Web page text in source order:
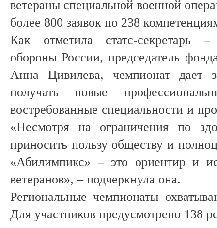
ветераны специальной военной
более 800 заявок по 238
Как отметила статс-секретарь
обороны России, председатель
Анна Цивилева, чемпионат дает
получать новые
востребованные специальности и
«Несмотря на ограничения по
приносить пользу обществу и
«Абилимпикс» – это ориентир и
ветеранов», – подчеркнула она.
Региональные чемпионаты
Для участников предусмотрено 138